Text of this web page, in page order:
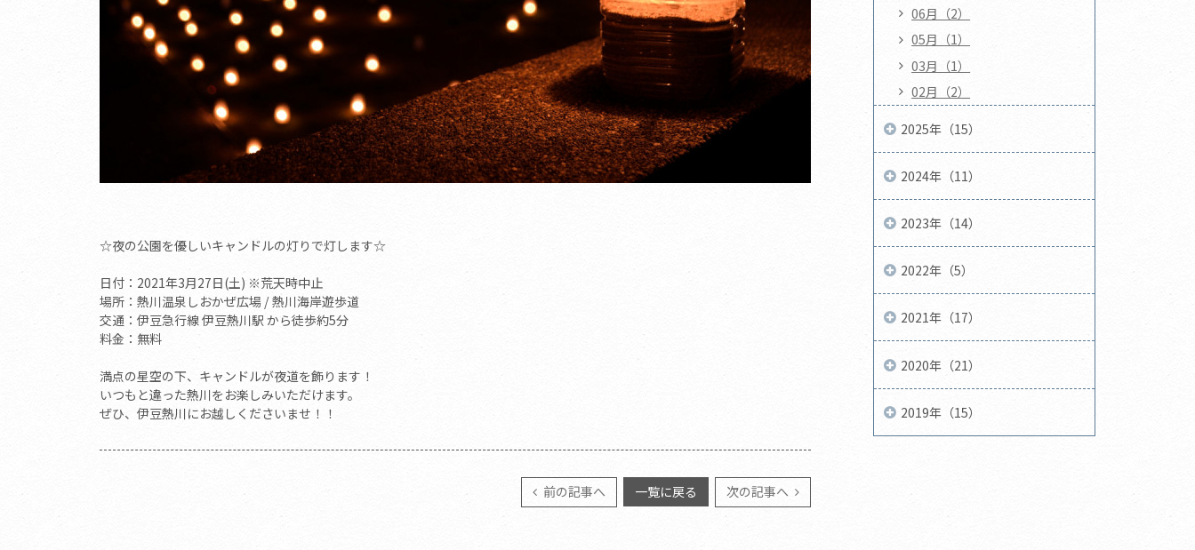
☆夜の公園を優しいキャンドルの灯りで灯します☆
日付：2021年3月27日(土) ※荒天時中止
場所：熱川温泉しおかぜ広場 / 熱川海岸遊歩道
交通：伊豆急行線 伊豆熱川駅 から徒歩約5分
料金：無料
満点の星空の下、キャンドルが夜道を飾ります！
いつもと違った熱川をお楽しみいただけます。
ぜひ、伊豆熱川にお越しくださいませ！！
前の記事へ 一覧に戻る 次の記事へ
06月（2）
05月（1）
03月（1）
02月（2）
2025年（15）
2024年（11）
2023年（14）
2022年（5）
2021年（17）
2020年（21）
2019年（15）